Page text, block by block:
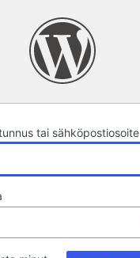
tai sähköpostiosoite